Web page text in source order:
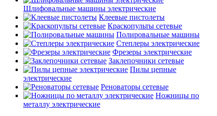
Шлифовальные машины электрические
Клеевые пистолеты
Краскопульты сетевые
Полировальные машины
Степлеры электрические
Фрезеры электрические
Заклепочники сетевые
Пилы цепные
электрические
Реноваторы сетевые
Ножницы по
металлу электрические